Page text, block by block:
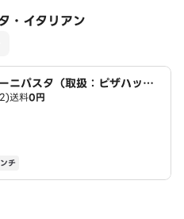
・イタリアン
ニパスタ（取扱：ピザハット
送料0円
チ